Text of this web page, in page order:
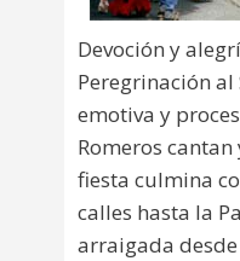
Devoción y
Peregrinación
emotiva y
Romeros
fiesta culmina
calles hasta la
arraigada